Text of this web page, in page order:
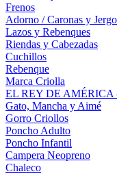
Frenos
Adorno / Caronas y
Lazos y Rebenques
Riendas y Cabezadas
Cuchillos
Rebenque
Marca Criolla
EL REY DE AMÉRICA
Gato, Mancha y Aimé
Gorro Criollos
Poncho Adulto
Poncho Infantil
Campera Neopreno
Chaleco